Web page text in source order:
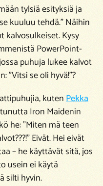
tylsiä esityksiä ja
kuuluu tehdä.” Näihin
Kysy
PowerPoint-
puhuja lukee kalvot
”Vitsi se oli hyvä!”?
kutenPekka
Iron Maidenin
he: ”Miten mä teen
Eivät. Hei eivät
– he käyttävät sitä, jos
usein ei käytä
silti hyvin.